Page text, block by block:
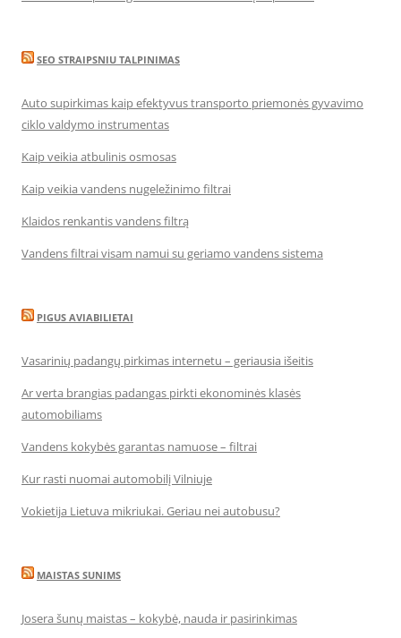
SEO STRAIPSNIU TALPINIMAS
Auto supirkimas kaip efektyvus transporto priemonės gyvavimo
ciklo valdymo instrumentas
Kaip veikia atbulinis osmosas
Kaip veikia vandens nugeležinimo filtrai
Klaidos renkantis vandens filtrą
Vandens filtrai visam namui su geriamo vandens sistema
PIGUS AVIABILIETAI
Vasarinių padangų pirkimas internetu – geriausia išeitis
Ar verta brangias padangas pirkti ekonominės klasės
automobiliams
Vandens kokybės garantas namuose – filtrai
Kur rasti nuomai automobilį Vilniuje
Vokietija Lietuva mikriukai. Geriau nei autobusu?
MAISTAS SUNIMS
Josera šunų maistas – kokybė, nauda ir pasirinkimas